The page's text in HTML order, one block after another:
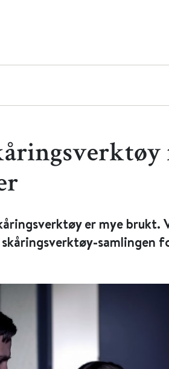
er mye brukt.
samlingen